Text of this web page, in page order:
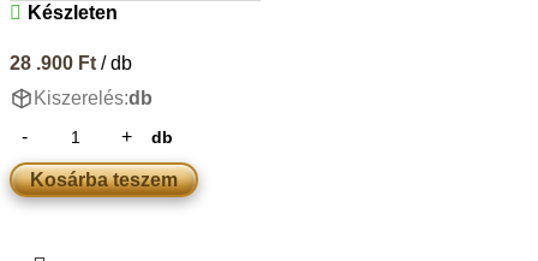
Készleten
28 .900 Ft/ db
Kiszerelés:db
db
Kosárba teszem